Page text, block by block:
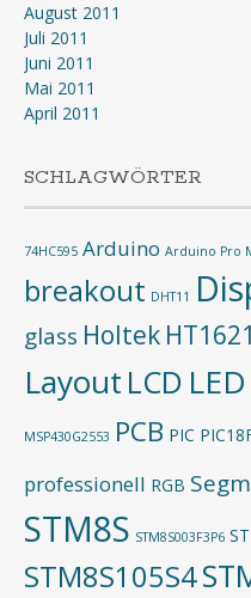
August 2011
Juli 2011
Juni 2011
Mai 2011
April 2011
SCHLAGWÖRTER
74HC595 Arduino Arduino Pro
breakout DHT11
glass Holtek
Layout LCD LED
MSP430G2553 PCB PIC
professionell RGB
STM8S STM8S003F3P6
STM8S105S4